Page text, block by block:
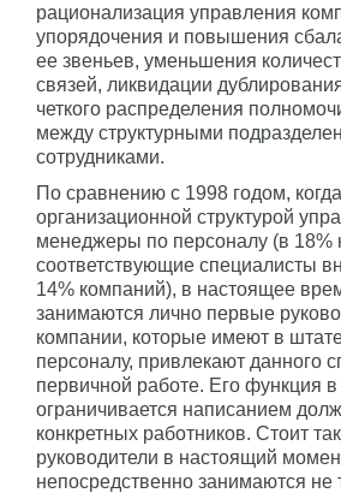
рационализация управления
упорядочения и повышения
ее звеньев, уменьшения
связей, ликвидации
четкого распределения
между структурными
сотрудниками.
По сравнению с 1998 годом,
организационной структурой
менеджеры по персоналу (в 18%
соответствующие специалисты
14% компаний), в настоящее
занимаются лично первые
компании, которые имеют в
персоналу, привлекают данного
первичной работе. Его функция
ограничивается написанием
конкретных работников. Стоит
руководители в настоящий
непосредственно занимаются не